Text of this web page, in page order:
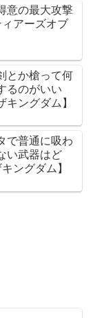
意の最大攻撃
アーズオブ
とか槍って何
るのがいい
キングダム】
で普通に吸わ
い武器はど
ングダム】